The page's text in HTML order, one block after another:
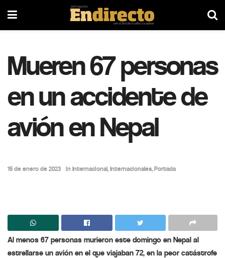
Mueren 67 personas
en un accidente de
avión en Nepal
15 de enero de 2023 in Internacional, Internacionales, Portada
Al menos 67 personas murieron este domingo en Nepal al
estrellarse un avión en el que viajaban 72, en la peor catástrofe